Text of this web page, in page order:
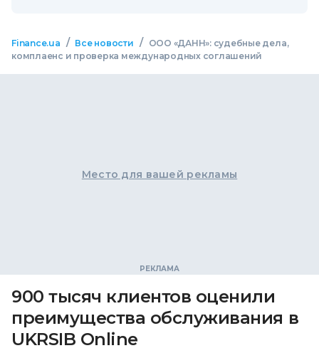
Finance.ua / Все новости /
ООО «ДАНН»: судебные дела,
комплаенс и проверка международных соглашений
Место для вашей рекламы
900 тысяч клиентов оценили
преимущества обслуживания в
UKRSIB Online